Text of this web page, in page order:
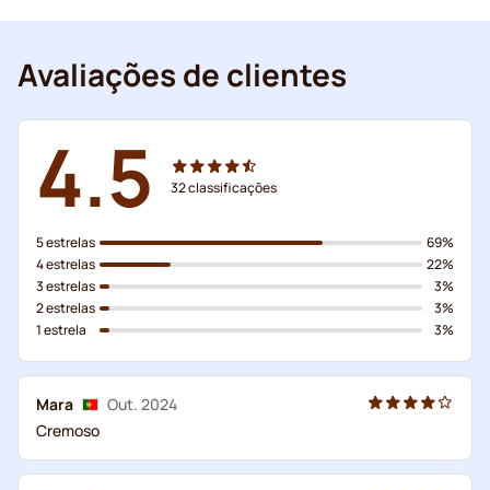
Avaliações de clientes
4.5 32classificações
5 estrelas
4 estrelas
3 estrelas
2 estrelas
1 estrela
69%
22%
3%
3%
3%
Mara
Out. 2024
Cremoso